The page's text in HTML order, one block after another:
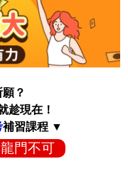
？
趁現在！
補習課程 ▼
門不可